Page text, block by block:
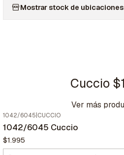
Mostrar stock de ubicaciones
Cuccio
Ver más
1042/6045 CUCCIO
1042/6045 Cuccio
$1.995